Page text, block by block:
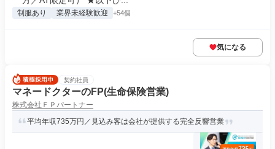
制服あり 業界未経験歓迎 +54個
気になる
契約社員
マネードクターのFP(生命保険営業)
株式会社ＦＰパートナー
平均年収735万円／見込み客は会社が提供する完全反響営業